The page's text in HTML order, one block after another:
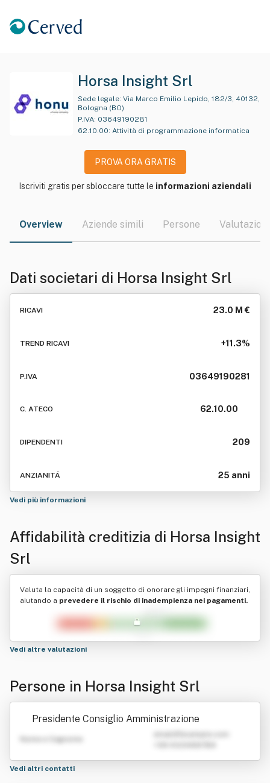
Horsa Insight Srl
Sede legale:
Bologna (BO)
P.IVA: 03649190281
62.10.00: Attività di programmazione informatica
PROVA ORA GRATIS
Iscriviti gratis per sbloccare tutte le informazioni aziendali
Overview Aziende simili Persone Valutazioni
Dati societari di Horsa Insight Srl
RICAVI 23.0 M €
TREND RICAVI +11.3%
P.IVA 03649190281
C. ATECO 62.10.00
DIPENDENTI 209
ANZIANITÁ 25 anni
Vedi più informazioni
Affidabilità creditizia di Horsa Insight
Srl
Valuta la capacità di un soggetto di onorare gli impegni finanziari,
aiutando a prevedere il rischio di inadempienza nei pagamenti.
Vedi altre valutazioni
Persone in Horsa Insight Srl
Presidente Consiglio Amministrazione
Nome e Cognome
Vedi altri contatti